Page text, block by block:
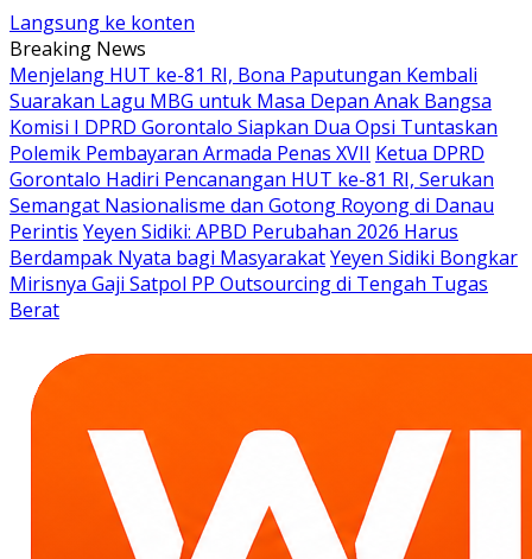
Langsung ke konten
Breaking News
Menjelang HUT ke-81 RI, Bona Paputungan Kembali
Suarakan Lagu MBG untuk Masa Depan Anak Bangsa
Komisi I DPRD Gorontalo Siapkan Dua Opsi Tuntaskan
Polemik Pembayaran Armada Penas XVII Ketua DPRD
Gorontalo Hadiri Pencanangan HUT ke-81 RI, Serukan
Semangat Nasionalisme dan Gotong Royong di Danau
Perintis Yeyen Sidiki: APBD Perubahan 2026 Harus
Berdampak Nyata bagi MasyarakatYeyen Sidiki Bongkar
Mirisnya Gaji Satpol PP Outsourcing di Tengah Tugas
Berat